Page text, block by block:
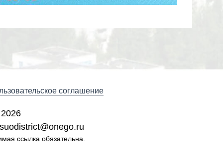
соглашение
ссылка обязательна.